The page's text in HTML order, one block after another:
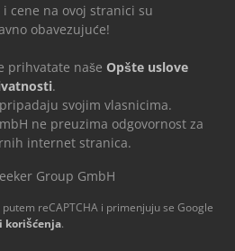
cene na ovoj stranici su
obavezujuće!
prihvatate naše Opšte uslove
.
svojim vlasnicima.
ne preuzima odgovornost za
internet stranica.
Group GmbH
reCAPTCHA i primenjuju se Google
korišćenja.